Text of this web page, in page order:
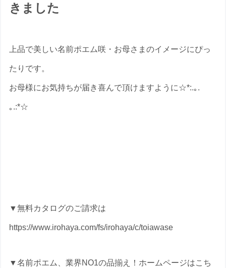
きました
上品で美しい名前ポエム咲・お母さまのイメージにぴっ
たりです。
お母様にお気持ちが届き喜んで頂けますように☆*:.｡.
｡.:*☆
▼無料カタログのご請求は
https://www.irohaya.com/fs/irohaya/c/toiawase
▼名前ポエム、業界NO1の品揃え！ホームページはこち